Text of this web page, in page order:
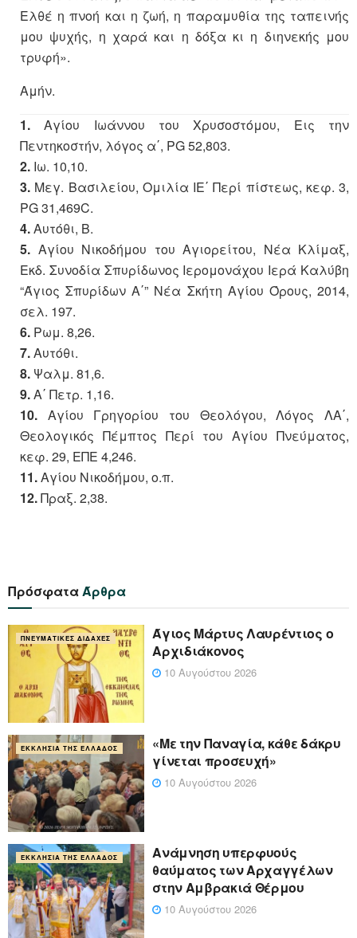
Ελθέ η πνοή και η ζωή, η παραμυθία της ταπεινής
μου ψυχής, η χαρά και η δόξα κι η διηνεκής μου
τρυφή».
Αμήν.
1. Αγίου Ιωάννου του Χρυσοστόμου, Εις την
Πεντηκοστήν, λόγος α΄, PG 52,803.
2. Ιω. 10,10.
3. Μεγ. Βασιλείου, Ομιλία ΙΕ΄ Περί πίστεως, κεφ. 3,
PG 31,469C.
4.Αυτόθι, Β.
5. Αγίου Νικοδήμου του Αγιορείτου, Νέα Κλίμαξ,
Εκδ. Συνοδία Σπυρίδωνος Ιερομονάχου Ιερά Καλύβη
“Άγιος Σπυρίδων Α΄” Νέα Σκήτη Αγίου Όρους, 2014,
σελ. 197.
6. Ρωμ. 8,26.
7.Αυτόθι.
8. Ψαλμ. 81,6.
9.Α΄ Πετρ. 1,16.
10. Αγίου Γρηγορίου του Θεολόγου, Λόγος ΛΑ΄,
Θεολογικός Πέμπτος Περί του Αγίου Πνεύματος,
κεφ. 29, ΕΠΕ 4,246.
11.Αγίου Νικοδήμου, ο.π.
12.Πραξ. 2,38.
ΠρόσφαταΆρθρα
ΠΝΕΥΜΑΤΙΚΈΣ ΔΙΔΑΧΈΣ
Άγιος Μάρτυς Λαυρέντιος ο
Αρχιδιάκονος
10 Αυγούστου 2026
ΕΚΚΛΗΣΊΑ ΤΗΣ ΕΛΛΆΔΟΣ
«Με την Παναγία, κάθε δάκρυ
γίνεται προσευχή»
10 Αυγούστου 2026
ΕΚΚΛΗΣΊΑ ΤΗΣ ΕΛΛΆΔΟΣ
Ανάμνηση υπερφυούς
θαύματος των Αρχαγγέλων
στην Αμβρακιά Θέρμου
10 Αυγούστου 2026